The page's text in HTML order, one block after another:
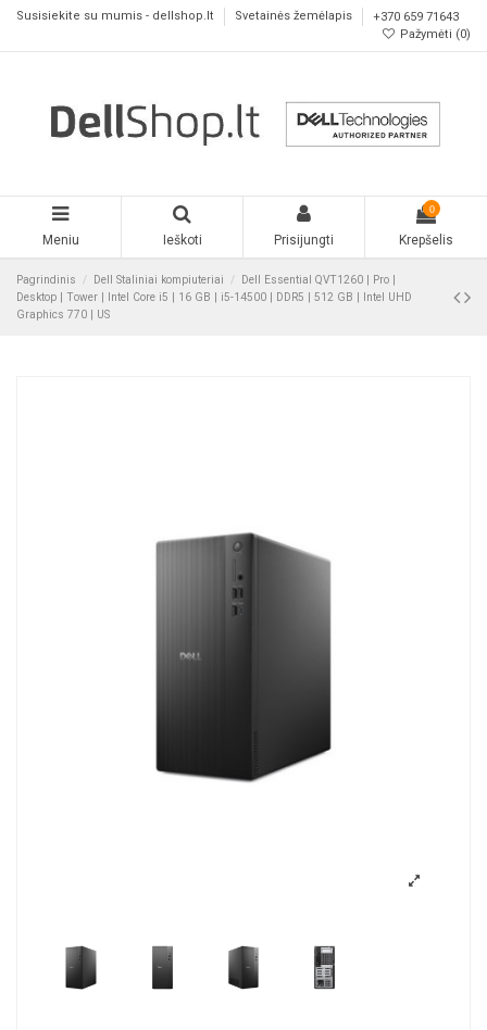
Susisiekite su mumis - dellshop.lt Svetainės žemėlapis
+370 659 71643
Pažymėti (0)
Meniu Ieškoti Prisijungti
0
Krepšelis
Pagrindinis Dell Staliniai kompiuteriai
Dell Essential QVT1260 | Pro |
Desktop | Tower | Intel Core i5 | 16 GB | i5-14500 | DDR5 | 512 GB | Intel UHD
Graphics 770 | US